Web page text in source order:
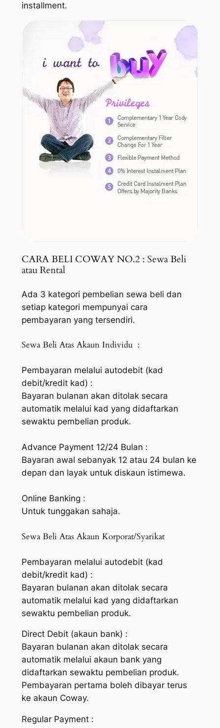
installment.
CARA BELI COWAY NO.2 : Sewa Beli
atau Rental
Ada 3 kategori pembelian sewa beli dan
setiap kategori mempunyai cara
pembayaran yang tersendiri.
Sewa Beli Atas Akaun Individu :
Pembayaran melalui autodebit (kad
debit/kredit kad) :
Bayaran bulanan akan ditolak secara
automatik melalui kad yang didaftarkan
sewaktu pembelian produk.
Advance Payment 12/24 Bulan :
Bayaran awal sebanyak 12 atau 24 bulan ke
depan dan layak untuk diskaun istimewa.
Online Banking :
Untuk tunggakan sahaja.
Sewa Beli Atas Akaun Korporat/Syarikat
Pembayaran melalui autodebit (kad
debit/kredit kad) :
Bayaran bulanan akan ditolak secara
automatik melalui kad yang didaftarkan
sewaktu pembelian produk.
Direct Debit (akaun bank) :
Bayaran bulanan akan ditolak secara
automatik melalui akaun bank yang
didaftarkan sewaktu pembelian produk.
Pembayaran pertama boleh dibayar terus
ke akaun Coway.
Regular Payment :